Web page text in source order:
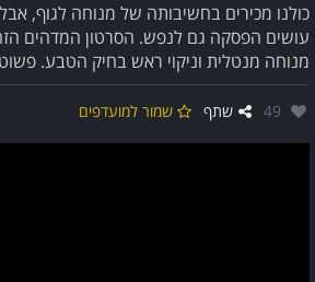
כולנו מכירים בחשיבותה של מנוחה לגוף,
עושים הפסקה גם לנפש. הסרטון המדהים
מנוחה מנטלית וניקוי ראש בחיק הטבע.
אהבו:
49 שתף שמור למועדפים